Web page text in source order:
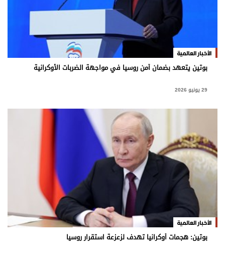
الأخبار العالمية
بوتين يتعهد بضمان أمن روسيا في مواجهة الضربات الأوكرانية
29 يونيو 2026
الأخبار العالمية
بوتين: هجمات أوكرانيا تهدف لزعزعة استقرار روسيا